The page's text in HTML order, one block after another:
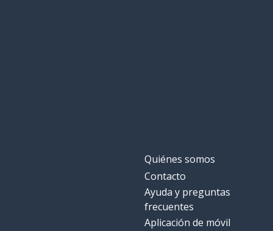
Quiénes somos
Contacto
Ayuda y preguntas
frecuentes
Aplicación de móvil